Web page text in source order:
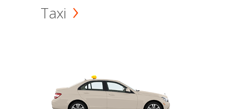
Taxi